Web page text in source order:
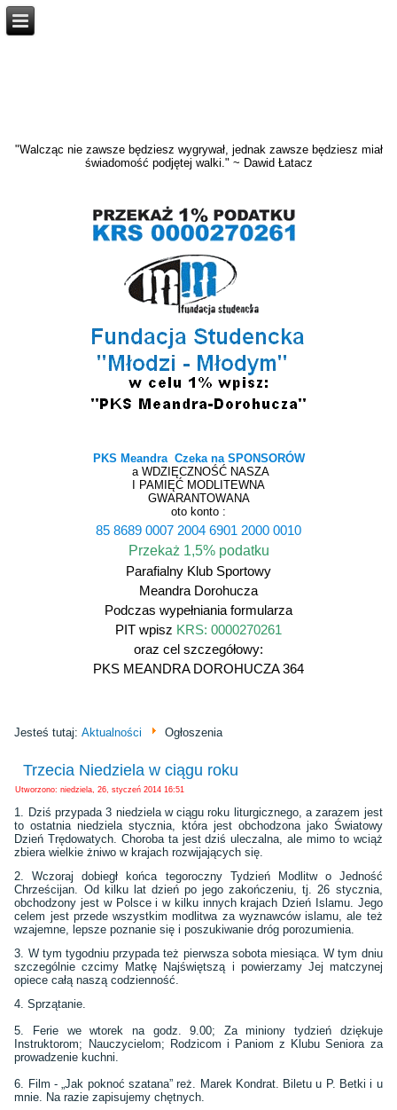
"Walcząc nie zawsze będziesz wygrywał, jednak zawsze będziesz miał
świadomość podjętej walki." ~ Dawid Łatacz
PKS Meandra Czeka na SPONSORÓW
a WDZIĘCZNOŚĆ NASZA
I PAMIĘĆ MODLITEWNA
GWARANTOWANA
oto konto :
85 8689 0007 2004 6901 2000 0010
Przekaż 1,5% podatku
Parafialny Klub Sportowy
Meandra Dorohucza
Podczas wypełniania formularza
PIT wpisz KRS: 0000270261
oraz cel szczegółowy:
PKS MEANDRA DOROHUCZA 364
Jesteś tutaj:Aktualności Ogłoszenia
Trzecia Niedziela w ciągu roku
Utworzono: niedziela, 26, styczeń 2014 16:51
1. Dziś przypada 3 niedziela w ciągu roku liturgicznego, a zarazem jest
to ostatnia niedziela stycznia, która jest obchodzona jako Światowy
Dzień Trędowatych. Choroba ta jest dziś uleczalna, ale mimo to wciąż
zbiera wielkie żniwo w krajach rozwijających się.
2. Wczoraj dobiegł końca tegoroczny Tydzień Modlitw o Jedność
Chrześcijan. Od kilku lat dzień po jego zakończeniu, tj. 26 stycznia,
obchodzony jest w Polsce i w kilku innych krajach Dzień Islamu. Jego
celem jest przede wszystkim modlitwa za wyznawców islamu, ale też
wzajemne, lepsze poznanie się i poszukiwanie dróg porozumienia.
3. W tym tygodniu przypada też pierwsza sobota miesiąca. W tym dniu
szczególnie czcimy Matkę Najświętszą i powierzamy Jej matczynej
opiece całą naszą codzienność.
4. Sprzątanie.
5. Ferie we wtorek na godz. 9.00; Za miniony tydzień dziękuje
Instruktorom; Nauczycielom; Rodzicom i Paniom z Klubu Seniora za
prowadzenie kuchni.
6. Film - „Jak poknoć szatana” reż. Marek Kondrat. Biletu u P. Betki i u
mnie. Na razie zapisujemy chętnych.